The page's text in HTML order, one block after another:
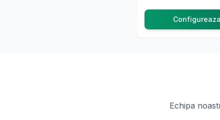
Configureaza
Echipa